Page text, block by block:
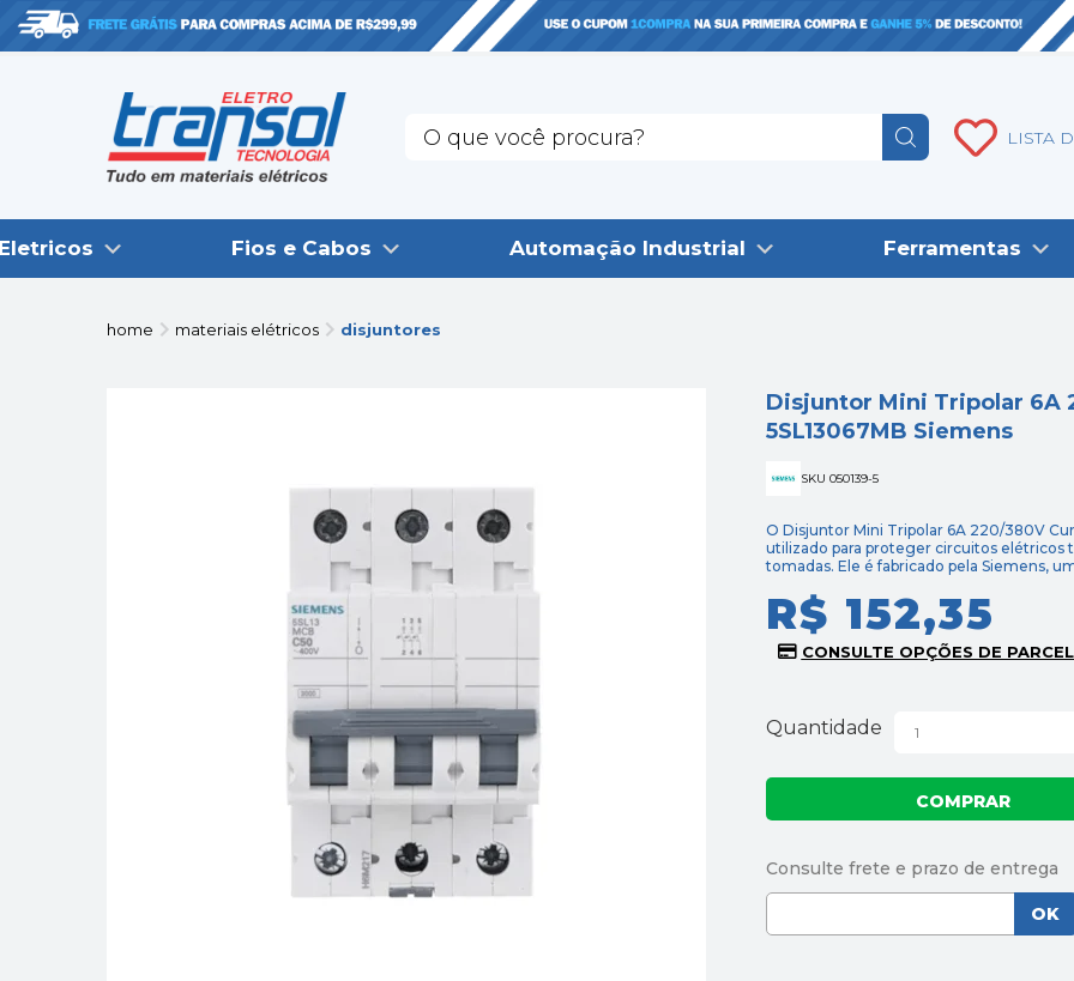
LISTA
Fios e Cabos Automação Industrial Ferramentas
home materiais elétricos disjuntores
Disjuntor Mini Tripolar 6A
5SL13067MB Siemens
SKU 050139-5
O Disjuntor Mini Tripolar 6A 220/380V
utilizado para proteger circuitos elétricos
tomadas. Ele é fabricado pela Siemens,
R$ 152,35
Quantidade